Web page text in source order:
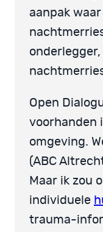
aanpak
Open
voorhanden
omgeving.
(ABC
Maar ik zou
individuele
trauma-